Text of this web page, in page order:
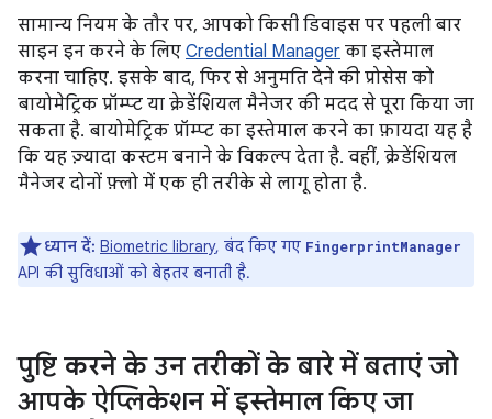
सामान्य नियम के तौर पर, आपको किसी डिवाइस पर पहली बार
साइन इन करने के लिए Credential Manager का इस्तेमाल
करना चाहिए. इसके बाद, फिर से अनुमति देने की प्रोसेस को
बायोमेट्रिक प्रॉम्प्ट या क्रेडेंशियल मैनेजर की मदद से पूरा किया जा
सकता है. बायोमेट्रिक प्रॉम्प्ट का इस्तेमाल करने का फ़ायदा यह है
कि यह ज़्यादा कस्टम बनाने के विकल्प देता है. वहीं, क्रेडेंशियल
मैनेजर दोनों फ़्लो में एक ही तरीके से लागू होता है.
ध्यान दें: Biometric library, बंद किए गए FingerprintManager
API की सुविधाओं को बेहतर बनाती है.
पुष्टि करने के उन तरीकों के बारे में बताएं जो
आपके ऐप्लिकेशन में इस्तेमाल किए जा